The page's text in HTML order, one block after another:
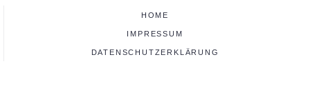
HOME
IMPRESSUM
DATENSCHUTZERKLÄRUNG